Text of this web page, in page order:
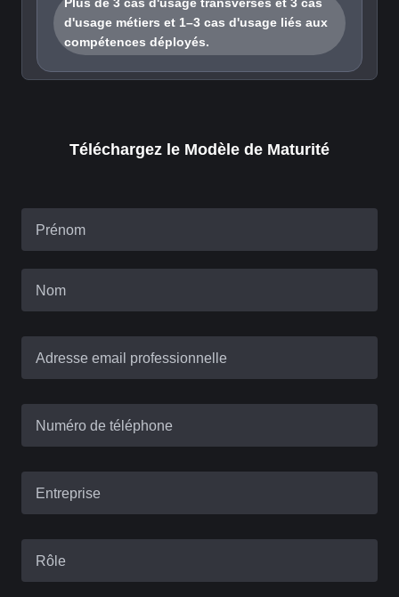
d'usage métiers et 1–3 cas d'usage liés aux
compétences déployés.
Téléchargez le Modèle de Maturité
Prénom
Nom
Adresse email professionnelle
Numéro de téléphone
Entreprise
Rôle